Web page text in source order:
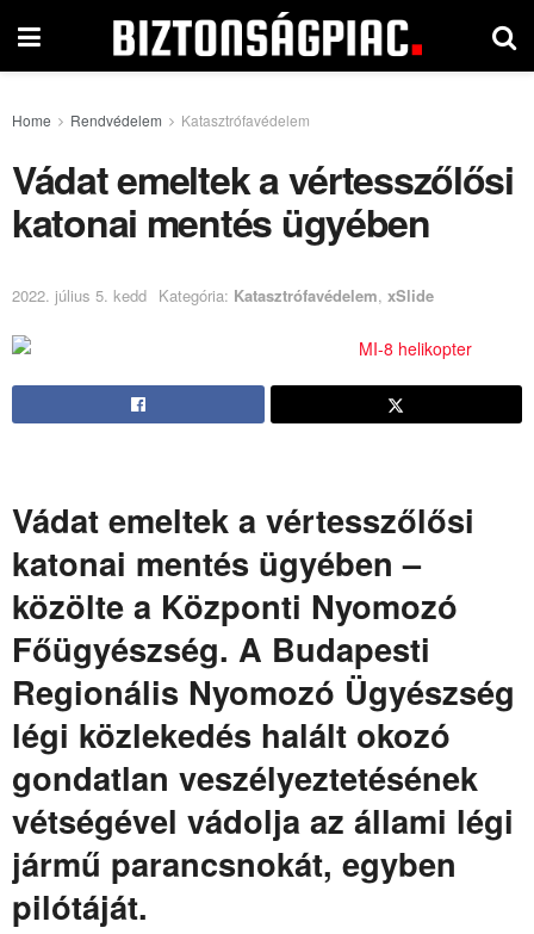
Home Rendvédelem Katasztrófavédelem
Vádat emeltek a vértesszőlősi
katonai mentés ügyében
2022. július 5. kedd Kategória: Katasztrófavédelem, xSlide
Vádat emeltek a vértesszőlősi
katonai mentés ügyében –
közölte a Központi Nyomozó
Főügyészség. A Budapesti
Regionális Nyomozó Ügyészség
légi közlekedés halált okozó
gondatlan veszélyeztetésének
vétségével vádolja az állami légi
jármű parancsnokát, egyben
pilótáját.